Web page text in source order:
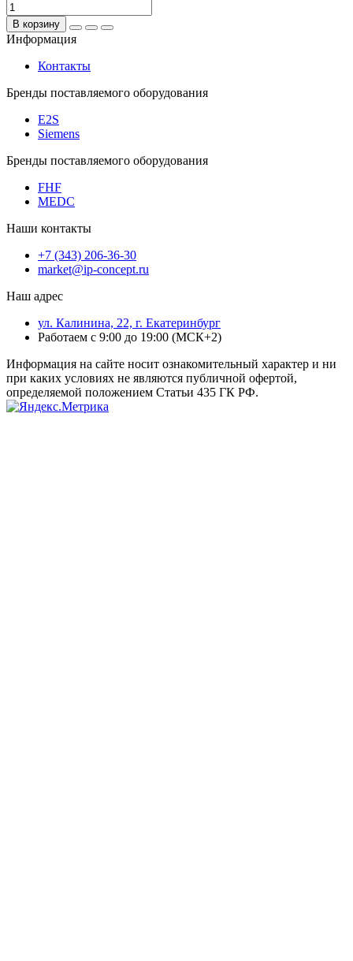
В корзину
Информация
Контакты
Бренды поставляемого оборудования
E2S
Siemens
Бренды поставляемого оборудования
FHF
MEDC
Наши контакты
+7 (343) 206-36-30
market@ip-concept.ru
Наш адрес
ул. Калинина, 22, г. Екатеринбург
Работаем с 9:00 до 19:00 (МСК+2)
Информация на сайте носит ознакомительный характер и ни
при каких условиях не являются публичной офертой,
определяемой положением Статьи 435 ГК РФ.